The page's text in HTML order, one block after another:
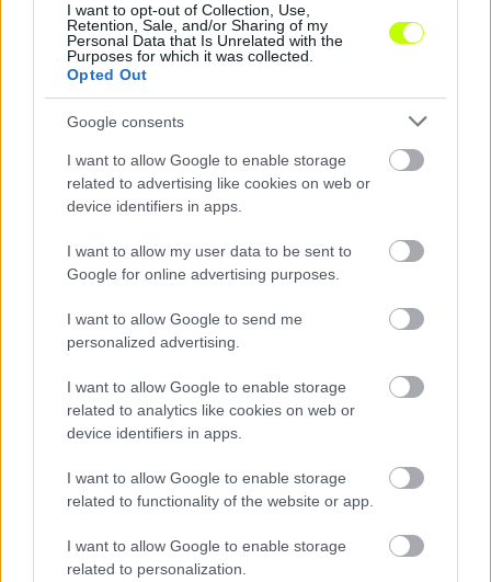
I want to opt-out of Collection, Use,
Retention, Sale, and/or Sharing of my
Personal Data that Is Unrelated with the
Purposes for which it was collected.
Opted Out
Google consents
I want to allow Google to enable storage
related to advertising like cookies on web or
device identifiers in apps.
I want to allow my user data to be sent to
Google for online advertising purposes.
I want to allow Google to send me
personalized advertising.
I want to allow Google to enable storage
related to analytics like cookies on web or
device identifiers in apps.
I want to allow Google to enable storage
related to functionality of the website or app.
I want to allow Google to enable storage
related to personalization.
Csodás számok: a Gironában debütáló
Yaakobishvili Antal statisztikája
Szerda este beszámoltunk arról, hogy
Yaakobishvili Antal bemutatkozott a
Gironában. Remek játékkal debütált a spanyol
listavezetőnél a 19 éves magyar […]
Hírek
Kimagasló előnyben a Kecskemét a világ többi
csapatával szemben